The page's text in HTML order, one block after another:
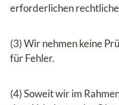
erforderlichen
(3) Wir nehmen keine
für Fehler.
(4) Soweit wir im